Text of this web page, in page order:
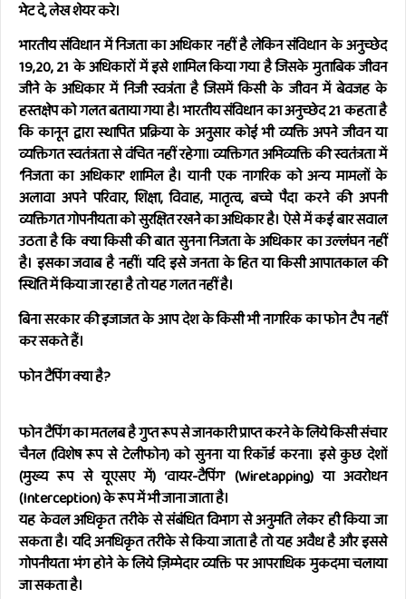
भेट दे, लेख शेयर करे।
भारतीय संविधान में निजता का अधिकार नहीं है लेकिन संविधान के अनुच्छेद
19,20, 21 के अधिकारों में इसे शामिल किया गया है जिसके मुताबिक जीवन
जीने के अधिकार में निजी स्वत्रंता है जिसमें किसी के जीवन में बेवजह के
हस्तक्षेप को गलत बताया गया है। भारतीय संविधान का अनुच्छेद 21 कहता है
कि कानून द्वारा स्थापित प्रक्रिया के अनुसार कोई भी व्यक्ति अपने जीवन या
व्यक्तिगत स्वतंत्रता से वंचित नहीं रहेगा। व्यक्तिगत अभिव्यक्ति की स्वतंत्रता में
‘निजता का अधिकार’ शामिल है। यानी एक नागरिक को अन्य मामलों के
अलावा अपने परिवार, शिक्षा, विवाह, मातृत्व, बच्चे पैदा करने की अपनी
व्यक्तिगत गोपनीयता को सुरक्षित रखने का अधिकार है। ऐसे में कई बार सवाल
उठता है कि क्या किसी की बात सुनना निजता के अधिकार का उल्लंघन नहीं
है। इसका जवाब है नहीं। यदि इसे जनता के हित या किसी आपातकाल की
स्थिति में किया जा रहा है तो यह गलत नहीं है।
बिना सरकार की इजाजत के आप देश के किसी भी नागरिक का फोन टैप नहीं
कर सकते हैं।
फोन टैपिंग क्या है?
फोन टैपिंग का मतलब है गुप्त रूप से जानकारी प्राप्त करने के लिये किसी संचार
चैनल (विशेष रूप से टेलीफोन) को सुनना या रिकॉर्ड करना। इसे कुछ देशों
(मुख्य रूप से यूएसए में) ‘वायर-टैपिंग’ (Wiretapping) या अवरोधन
(Interception) के रूप में भी जाना जाता है।
यह केवल अधिकृत तरीके से संबंधित विभाग से अनुमति लेकर ही किया जा
सकता है। यदि अनधिकृत तरीके से किया जाता है तो यह अवैध है और इससे
गोपनीयता भंग होने के लिये ज़िम्मेदार व्यक्ति पर आपराधिक मुकदमा चलाया
जा सकता है।